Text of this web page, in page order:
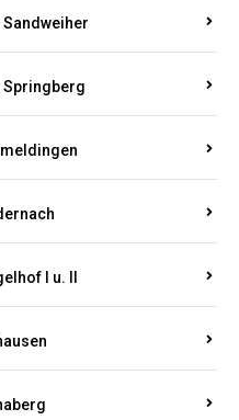
Sandweiher
Springberg
I u. II